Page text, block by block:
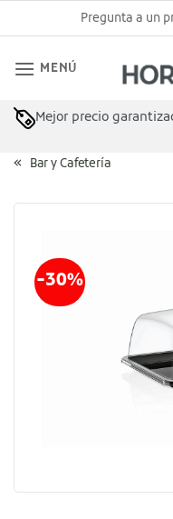
al
Pregunta a un
MENÚ
Mejor precio
Asesoramiento
Bar y Cafetería
-30%